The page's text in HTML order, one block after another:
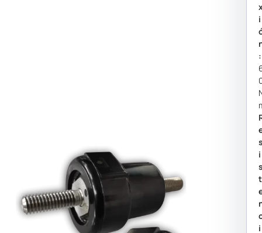
I
:
I
T
I